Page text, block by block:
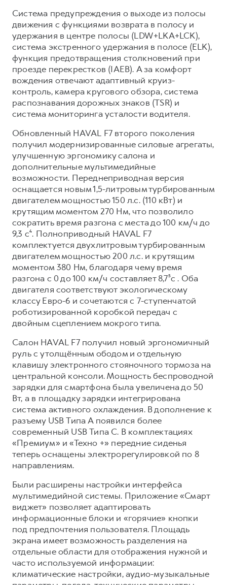
Система предупреждения о выходе из полосы
движения с функциями возврата в полосу и
удержания в центре полосы (LDW+LKA+LCK),
система экстренного удержания в полосе (ELK),
функция предотвращения столкновений при
проезде перекрестков (IAEB). А за комфорт
вождения отвечают адаптивный круиз-
контроль, камера кругового обзора, система
распознавания дорожных знаков (TSR) и
система мониторинга усталости водителя.
Обновленный HAVAL F7 второго поколения
получил модернизированные силовые агрегаты,
улучшенную эргономику салона и
дополнительные мультимедийные
возможности. Переднеприводная версия
оснащается новым 1,5-литровым турбированным
двигателем мощностью 150 л.с. (110 кВт) и
крутящим моментом 270 Нм, что позволило
сократить время разгона с места до 100 км/ч до
9,3 с⁴. Полноприводный HAVAL F7
комплектуется двухлитровым турбированным
двигателем мощностью 200 л.с. и крутящим
моментом 380 Нм, благодаря чему время
разгона с 0 до 100 км/ч составляет 8,7⁵с . Оба
двигателя соответствуют экологическому
классу Евро-6 и сочетаются с 7-ступенчатой
роботизированной коробкой передач с
двойным сцеплением мокрого типа.
Салон HAVAL F7 получил новый эргономичный
руль с утолщённым ободом и отдельную
клавишу электронного стояночного тормоза на
центральной консоли. Мощность беспроводной
зарядки для смартфона была увеличена до 50
Вт, а в площадку зарядки интегрирована
система активного охлаждения. В дополнение к
разъему USB Типа A появился более
современный USB Типа C. В комплектациях
«Премиум» и «Техно +» передние сиденья
теперь оснащены электрорегулировкой по 8
направлениям.
Были расширены настройки интерфейса
мультимедийной системы. Приложение «Смарт
виджет» позволяет адаптировать
информационные блоки и «горячие» кнопки
под предпочтения пользователя. Площадь
экрана имеет возможность разделения на
отдельные области для отображения нужной и
часто используемой информации:
климатические настройки, аудио-музыкальные